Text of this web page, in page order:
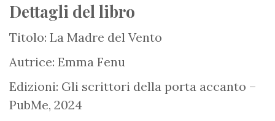
Dettagli del libro
Titolo: La Madre del Vento
Autrice: Emma Fenu
Edizioni: Gli scrittori della porta accanto –
PubMe, 2024